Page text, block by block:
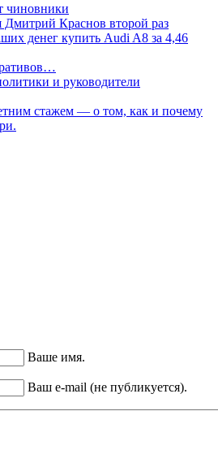
чиновники
Дмитрий Краснов второй раз
денег купить Audi A8 за 4,46
и руководители
стажем — о том, как и почему
Ваше имя.
Ваш e-mail (не публикуется).